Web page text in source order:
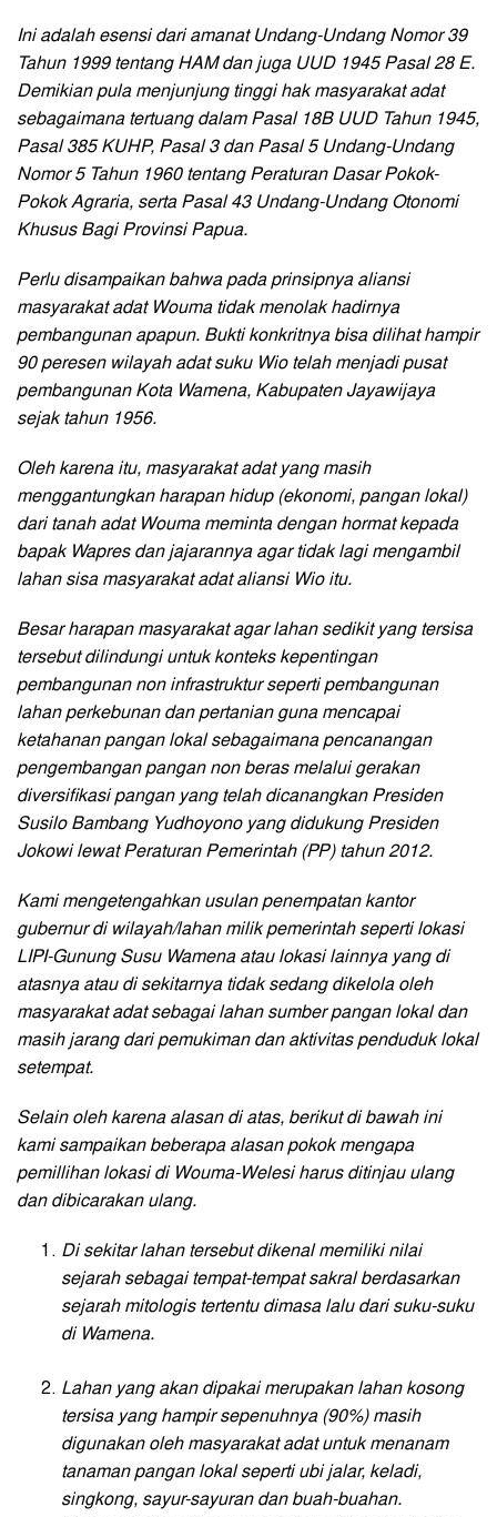
Ini adalah esensi dari amanat Undang-Undang Nomor 39
Tahun 1999 tentang HAM dan juga UUD 1945 Pasal 28 E.
Demikian pula menjunjung tinggi hak masyarakat adat
sebagaimana tertuang dalam Pasal 18B UUD Tahun 1945,
Pasal 385 KUHP, Pasal 3 dan Pasal 5 Undang-Undang
Nomor 5 Tahun 1960 tentang Peraturan Dasar Pokok-
Pokok Agraria, serta Pasal 43 Undang-Undang Otonomi
Khusus Bagi Provinsi Papua.
Perlu disampaikan bahwa pada prinsipnya aliansi
masyarakat adat Wouma tidak menolak hadirnya
pembangunan apapun. Bukti konkritnya bisa dilihat hampir
90 peresen wilayah adat suku Wio telah menjadi pusat
pembangunan Kota Wamena, Kabupaten Jayawijaya
sejak tahun 1956.
Oleh karena itu, masyarakat adat yang masih
menggantungkan harapan hidup (ekonomi, pangan lokal)
dari tanah adat Wouma meminta dengan hormat kepada
bapak Wapres dan jajarannya agar tidak lagi mengambil
lahan sisa masyarakat adat aliansi Wio itu.
Besar harapan masyarakat agar lahan sedikit yang tersisa
tersebut dilindungi untuk konteks kepentingan
pembangunan non infrastruktur seperti pembangunan
lahan perkebunan dan pertanian guna mencapai
ketahanan pangan lokal sebagaimana pencanangan
pengembangan pangan non beras melalui gerakan
diversifikasi pangan yang telah dicanangkan Presiden
Susilo Bambang Yudhoyono yang didukung Presiden
Jokowi lewat Peraturan Pemerintah (PP) tahun 2012.
Kami mengetengahkan usulan penempatan kantor
gubernur di wilayah/lahan milik pemerintah seperti lokasi
LIPI-Gunung Susu Wamena atau lokasi lainnya yang di
atasnya atau di sekitarnya tidak sedang dikelola oleh
masyarakat adat sebagai lahan sumber pangan lokal dan
masih jarang dari pemukiman dan aktivitas penduduk lokal
setempat.
Selain oleh karena alasan di atas, berikut di bawah ini
kami sampaikan beberapa alasan pokok mengapa
pemillihan lokasi di Wouma-Welesi harus ditinjau ulang
dan dibicarakan ulang.
Di sekitar lahan tersebut dikenal memiliki nilai
sejarah sebagai tempat-tempat sakral berdasarkan
sejarah mitologis tertentu dimasa lalu dari suku-suku
di Wamena.
Lahan yang akan dipakai merupakan lahan kosong
tersisa yang hampir sepenuhnya (90%) masih
digunakan oleh masyarakat adat untuk menanam
tanaman pangan lokal seperti ubi jalar, keladi,
singkong, sayur-sayuran dan buah-buahan.